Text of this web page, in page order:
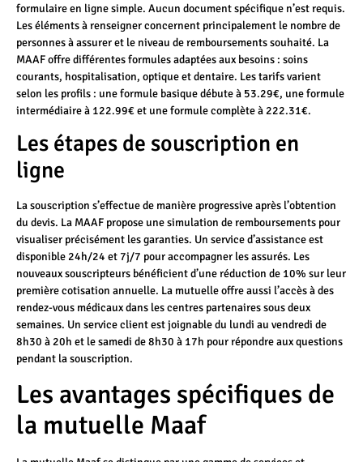
formulaire en ligne simple. Aucun document spécifique n’est requis.
Les éléments à renseigner concernent principalement le nombre de
personnes à assurer et le niveau de remboursements souhaité. La
MAAF offre différentes formules adaptées aux besoins : soins
courants, hospitalisation, optique et dentaire. Les tarifs varient
selon les profils : une formule basique débute à 53.29€, une formule
intermédiaire à 122.99€ et une formule complète à 222.31€.
Les étapes de souscription en
ligne
La souscription s’effectue de manière progressive après l’obtention
du devis. La MAAF propose une simulation de remboursements pour
visualiser précisément les garanties. Un service d’assistance est
disponible 24h/24 et 7j/7 pour accompagner les assurés. Les
nouveaux souscripteurs bénéficient d’une réduction de 10% sur leur
première cotisation annuelle. La mutuelle offre aussi l’accès à des
rendez-vous médicaux dans les centres partenaires sous deux
semaines. Un service client est joignable du lundi au vendredi de
8h30 à 20h et le samedi de 8h30 à 17h pour répondre aux questions
pendant la souscription.
Les avantages spécifiques de
la mutuelle Maaf